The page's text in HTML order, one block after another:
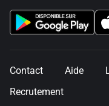
Contact Aide
Recrutement